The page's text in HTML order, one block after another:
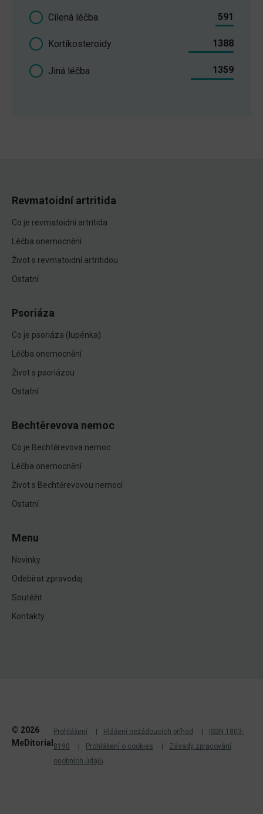
Cílená léčba 591
Kortikosteroidy 1388
Jiná léčba 1359
Revmatoidní artritida
Co je revmatoidní artritida
Léčba onemocnění
Život s revmatoidní artritidou
Ostatní
Psoriáza
Co je psoriáza (lupénka)
Léčba onemocnění
Život s psoriázou
Ostatní
Bechtěrevova nemoc
Co je Bechtěrevova nemoc
Léčba onemocnění
Život s Bechtěrevovou nemocí
Ostatní
Menu
Novinky
Odebírat zpravodaj
Soutěžit
Kontakty
© 2026
MeDitorial
Prohlášení Hlášení nežádoucích příhod
ISSN 1803-
8190
Prohlášení o cookies
Zásady zpracování
osobních údajů